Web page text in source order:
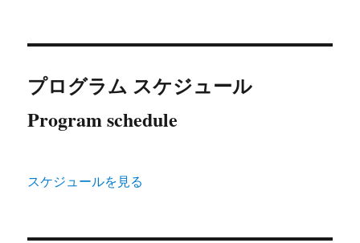
プログラム スケジュール
Program schedule
スケジュールを見る